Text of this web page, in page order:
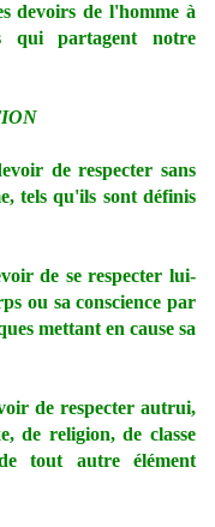
devoirs de l'homme à
qui partagent notre
de respecter sans
tels qu'ils sont définis
de se respecter lui-
ou sa conscience par
mettant en cause sa
de respecter autrui,
de religion, de classe
tout autre élément